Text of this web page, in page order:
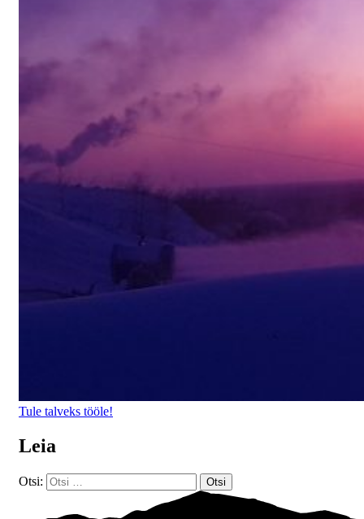
Tule talveks tööle!
Leia
Otsi: